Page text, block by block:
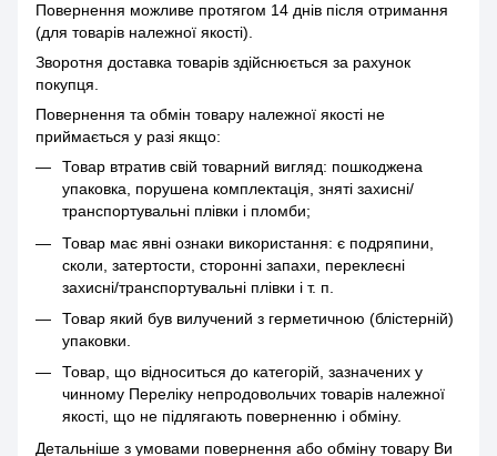
Повернення можливе протягом 14 днів після отримання
(для товарів належної якості).
Зворотня доставка товарів здійснюється за рахунок
покупця.
Повернення та обмін товару належної якості не
приймається у разі якщо:
Товар втратив свій товарний вигляд: пошкоджена
упаковка, порушена комплектація, зняті захисні/
транспортувальні плівки і пломби;
Товар має явні ознаки використання: є подряпини,
сколи, затертости, сторонні запахи, переклеєні
захисні/транспортувальні плівки і т. п.
Товар який був вилучений з герметичною (блістерній)
упаковки.
Товар, що відноситься до категорій, зазначених у
чинному Переліку непродовольчих товарів належної
якості, що не підлягають поверненню і обміну.
Детальніше з умовами повернення або обміну товару Ви